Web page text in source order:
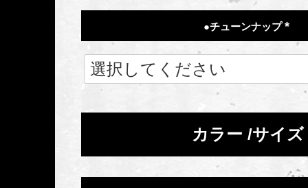
●チューンナップ
須
カラー サイズ